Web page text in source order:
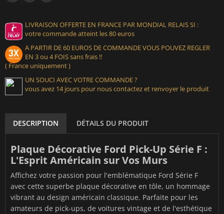
LIVRAISON OFFERTE EN FRANCE PAR MONDIAL RELAIS SI :
votre commande atteint les 80 euros
A PARTIR DE 60 EUROS DE COMMANDE VOUS POUVEZ REGLER
EN 3 ou 4 FOIS sans frais !!
( France uniquement )
UN SOUCI AVEC VOTRE COMMANDE ?
vous avez 14 jours pour nous contactez et renvoyer le produit
DESCRIPTION DÉTAILS DU PRODUIT
Plaque Décorative Ford Pick-Up Série F :
L'Esprit Américain sur Vos Murs
Affichez votre passion pour l'emblématique Ford Série F
avec cette superbe plaque décorative en tôle, un hommage
vibrant au design américain classique. Parfaite pour les
amateurs de pick-ups, de voitures vintage et de l'esthétique